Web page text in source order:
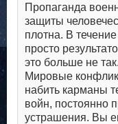
Пропаганда
защиты
плотна. В
просто
это больше не так.
Мировые
набить карманы
войн, постоянно
устрашения. Вы